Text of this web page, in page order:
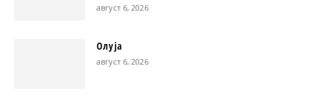
август 6, 2026
Олуја
август 6, 2026